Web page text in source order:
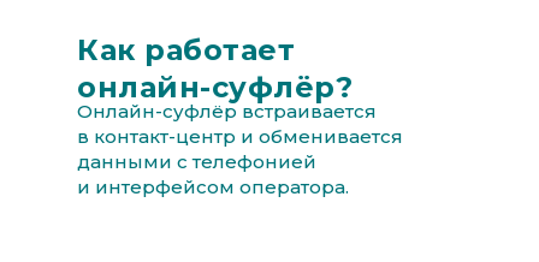
Как работает
онлайн-суфлёр?
Онлайн-суфлёр встраивается
в контакт-центр и обменивается
данными с телефонией
и интерфейсом оператора.